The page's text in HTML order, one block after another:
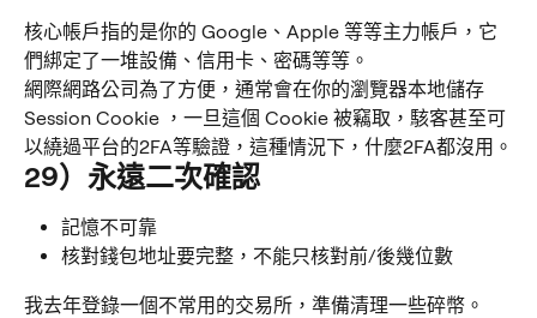
核心帳戶指的是你的 Google、Apple 等等主力帳戶，它
們綁定了一堆設備、信用卡、密碼等等。
網際網路公司為了方便，通常會在你的瀏覽器本地儲存
Session Cookie ，一旦這個 Cookie 被竊取，駭客甚至可
以繞過平台的2FA等驗證，這種情況下，什麼2FA都沒用。
29）永遠二次確認
記憶不可靠
核對錢包地址要完整，不能只核對前/後幾位數
我去年登錄一個不常用的交易所，準備清理一些碎幣。